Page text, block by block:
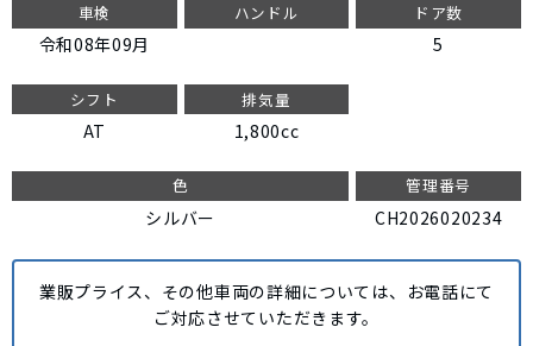
車検
令和08年09月
ハンドル ドア数
5
シフト
AT
排気量
1,800cc
色
シルバー
管理番号
CH2026020234
業販プライス、その他車両の詳細については、
お電話にて
ご対応させていただきます。